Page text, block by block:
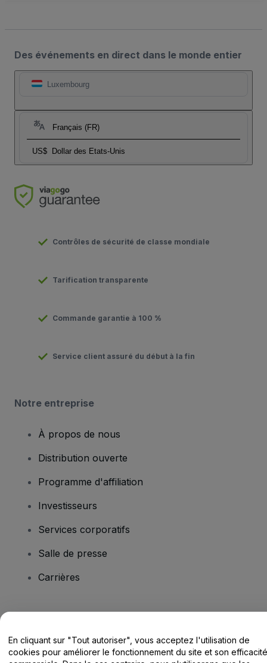
Des événements en direct dans le monde entier
Luxembourg
Français (FR)
US$ Dollar des Etats-Unis
Contrôles de sécurité de classe mondiale
Tarification transparente
Commande garantie à 100 %
Service client assuré du début à la fin
Notre entreprise
À propos de nous
Distribution ouverte
Programme d'affiliation
Investisseurs
Services corporatifs
Salle de presse
Carrières
Centre d'assistance / Nous contacter
En cliquant sur "Tout autoriser", vous acceptez l'utilisation de
cookies pour améliorer le fonctionnement du site et son efficacité